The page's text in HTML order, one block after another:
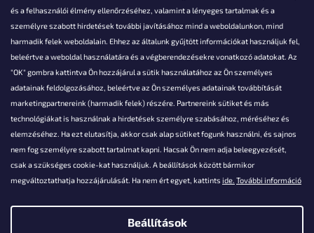
és a felhasználói élmény ellenőrzéséhez, valamint a lényeges tartalmak és a
személyre szabott hirdetések további javításához mind a weboldalunkon, mind
harmadik felek weboldalain. Ehhez az általunk gyűjtött információkat használjuk fel,
beleértve a weboldal használatára és a végberendezésekre vonatkozó adatokat. Az
"OK" gombra kattintva Ön hozzájárul a sütik használatához az Ön személyes
adatainak feldolgozásához, beleértve az Ön személyes adatainak továbbítását
marketingpartnereink (harmadik felek) részére. Partnereink sütiket és más
technológiákat is használnak a hirdetések személyre szabásához, méréséhez és
elemzéséhez. Ha ezt elutasítja, akkor csak alap sütiket fogunk használni, és sajnos
nem fog személyre szabott tartalmat kapni. Hacsak Ön nem adja beleegyezését,
csak a szükséges cookie-kat használjuk. A beállítások között bármikor
megváltoztathatja hozzájárulását. Ha nem ért egyet, kattints ide. További információ
Beállítások
Akarsz kérdezni valamit?
info@falanzo.hu